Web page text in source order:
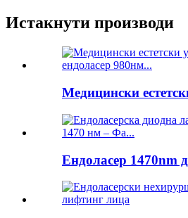
Истакнути производи
Медицински
Ендоласер 1470nm